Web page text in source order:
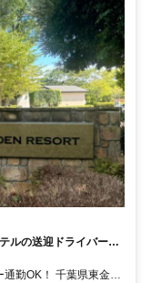
ルの送迎ドライバー大